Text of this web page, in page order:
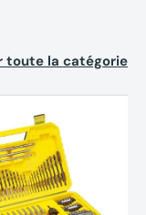
toute la catégorie